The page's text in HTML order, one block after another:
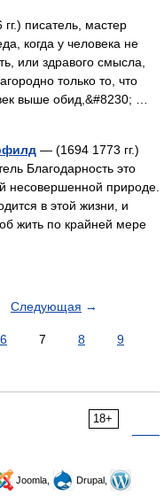
писатель, мастер
когда у человека не
или здравого смысла,
только то, что
выше обид,&#8230; …
— (1694 1773 гг.)
Благодарность это
природе.
в этой жизни, и
жить по крайней мере
Следующая →
6 7 8
9
18+
Joomla,
Drupal,